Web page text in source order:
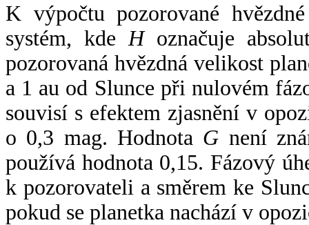
K výpočtu pozorované
systém, kde Hoznačuje
pozorovaná hvězdná velikost
a 1 au od Slunce při nulovém
souvisí s efektem zjasnění v
o 0,3 mag. Hodnota G není
používá hodnota 0,15. Fázový
k pozorovateli a směrem ke
pokud se planetka nachází v